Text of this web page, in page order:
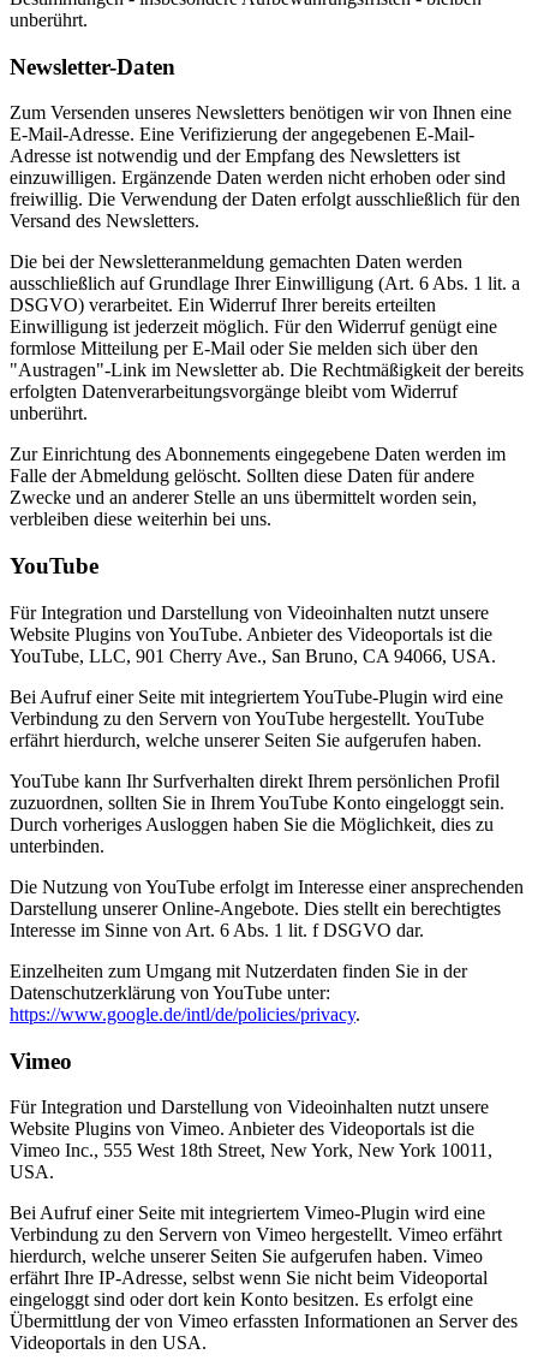
unberührt.
Newsletter-Daten
Zum Versenden unseres Newsletters benötigen wir von Ihnen eine
E-Mail-Adresse. Eine Verifizierung der angegebenen E-Mail-
Adresse ist notwendig und der Empfang des Newsletters ist
einzuwilligen. Ergänzende Daten werden nicht erhoben oder sind
freiwillig. Die Verwendung der Daten erfolgt ausschließlich für den
Versand des Newsletters.
Die bei der Newsletteranmeldung gemachten Daten werden
ausschließlich auf Grundlage Ihrer Einwilligung (Art. 6 Abs. 1 lit. a
DSGVO) verarbeitet. Ein Widerruf Ihrer bereits erteilten
Einwilligung ist jederzeit möglich. Für den Widerruf genügt eine
formlose Mitteilung per E-Mail oder Sie melden sich über den
"Austragen"-Link im Newsletter ab. Die Rechtmäßigkeit der bereits
erfolgten Datenverarbeitungsvorgänge bleibt vom Widerruf
unberührt.
Zur Einrichtung des Abonnements eingegebene Daten werden im
Falle der Abmeldung gelöscht. Sollten diese Daten für andere
Zwecke und an anderer Stelle an uns übermittelt worden sein,
verbleiben diese weiterhin bei uns.
YouTube
Für Integration und Darstellung von Videoinhalten nutzt unsere
Website Plugins von YouTube. Anbieter des Videoportals ist die
YouTube, LLC, 901 Cherry Ave., San Bruno, CA 94066, USA.
Bei Aufruf einer Seite mit integriertem YouTube-Plugin wird eine
Verbindung zu den Servern von YouTube hergestellt. YouTube
erfährt hierdurch, welche unserer Seiten Sie aufgerufen haben.
YouTube kann Ihr Surfverhalten direkt Ihrem persönlichen Profil
zuzuordnen, sollten Sie in Ihrem YouTube Konto eingeloggt sein.
Durch vorheriges Ausloggen haben Sie die Möglichkeit, dies zu
unterbinden.
Die Nutzung von YouTube erfolgt im Interesse einer ansprechenden
Darstellung unserer Online-Angebote. Dies stellt ein berechtigtes
Interesse im Sinne von Art. 6 Abs. 1 lit. f DSGVO dar.
Einzelheiten zum Umgang mit Nutzerdaten finden Sie in der
Datenschutzerklärung von YouTube unter:
https://www.google.de/intl/de/policies/privacy.
Vimeo
Für Integration und Darstellung von Videoinhalten nutzt unsere
Website Plugins von Vimeo. Anbieter des Videoportals ist die
Vimeo Inc., 555 West 18th Street, New York, New York 10011,
USA.
Bei Aufruf einer Seite mit integriertem Vimeo-Plugin wird eine
Verbindung zu den Servern von Vimeo hergestellt. Vimeo erfährt
hierdurch, welche unserer Seiten Sie aufgerufen haben. Vimeo
erfährt Ihre IP-Adresse, selbst wenn Sie nicht beim Videoportal
eingeloggt sind oder dort kein Konto besitzen. Es erfolgt eine
Übermittlung der von Vimeo erfassten Informationen an Server des
Videoportals in den USA.